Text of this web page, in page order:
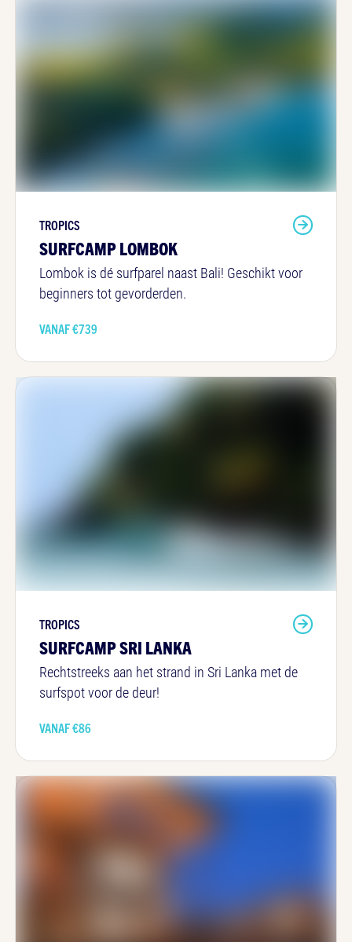
TROPICS
SURFCAMP LOMBOK
Lombok is dé surfparel naast Bali! Geschikt voor
beginners tot gevorderden.
VANAF €739
TROPICS
SURFCAMP SRI LANKA
Rechtstreeks aan het strand in Sri Lanka met de
surfspot voor de deur!
VANAF €86